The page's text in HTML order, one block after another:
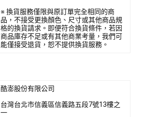
※ 換貨服務僅限與原訂單完全相同的商
品，不接受更換顏色、尺寸或其他商品規
格的換貨請求。即便符合換貨條件，若因
商品庫存不足或有其他商業考量，我們可
能僅接受退貨，恕不提供換貨服務。
酷澎股份有限公司
台灣台北市信義區信義路五段7號13樓之
一